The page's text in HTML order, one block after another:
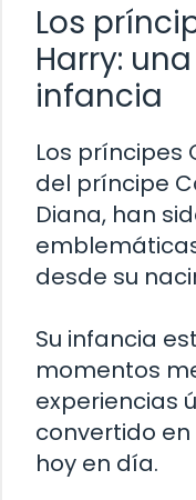
Los
Harry:
infancia
Los príncipes
del príncipe
Diana, han
desde su
Su infancia
momentos
experiencias
convertido
hoy en día.